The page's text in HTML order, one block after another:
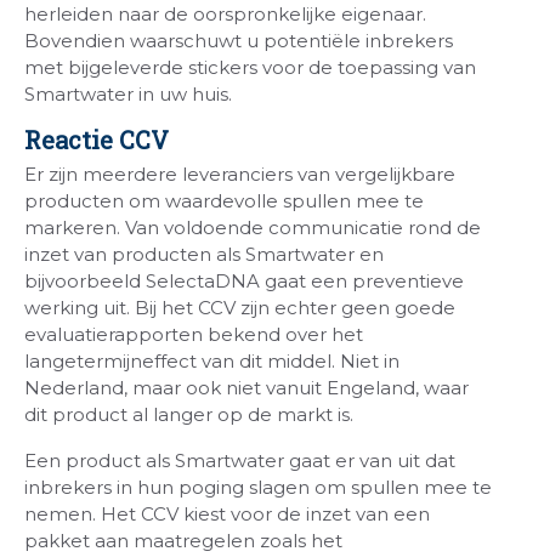
herleiden naar de oorspronkelijke eigenaar.
Bovendien waarschuwt u potentiële inbrekers
met bijgeleverde stickers voor de toepassing van
Smartwater in uw huis.
Reactie CCV
Er zijn meerdere leveranciers van vergelijkbare
producten om waardevolle spullen mee te
markeren. Van voldoende communicatie rond de
inzet van producten als Smartwater en
bijvoorbeeld SelectaDNA gaat een preventieve
werking uit. Bij het CCV zijn echter geen goede
evaluatierapporten bekend over het
langetermijneffect van dit middel. Niet in
Nederland, maar ook niet vanuit Engeland, waar
dit product al langer op de markt is.
Een product als Smartwater gaat er van uit dat
inbrekers in hun poging slagen om spullen mee te
nemen. Het CCV kiest voor de inzet van een
pakket aan maatregelen zoals het